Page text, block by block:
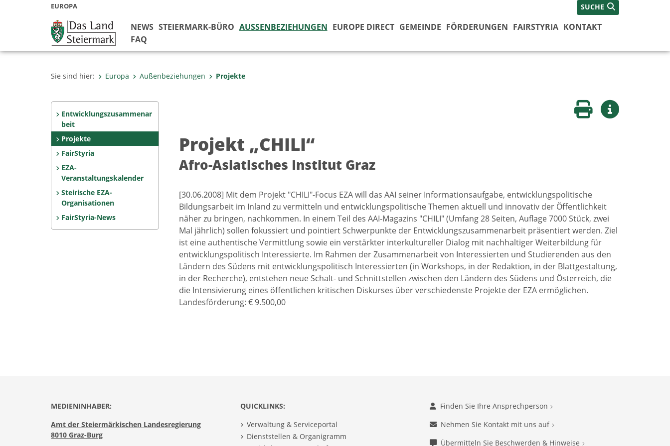
EUROPA SUCHE
NEWS STEIERMARK-BÜRO AUSSENBEZIEHUNGEN EUROPE DIRECT GEMEINDE FÖRDERUNGEN FAIRSTYRIA KONTAKT
FAQ
Sie sind hier: Europa Außenbeziehungen Projekte
Entwicklungszusammenar
beit
Projekte
FairStyria
EZA-
Veranstaltungskalender
Steirische EZA-
Organisationen
FairStyria-News
Seite druckenWeitere Infos
Projekt „CHILI“
Afro-Asiatisches Institut Graz
[30.06.2008] Mit dem Projekt "CHILI"-Focus EZA will das AAI seiner Informationsaufgabe, entwicklungspolitische
Bildungsarbeit im Inland zu vermitteln und entwicklungspolitische Themen aktuell und innovativ der Öffentlichkeit
näher zu bringen, nachkommen. In einem Teil des AAI-Magazins "CHILI" (Umfang 28 Seiten, Auflage 7000 Stück, zwei
Mal jährlich) sollen fokussiert und pointiert Schwerpunkte der Entwicklungszusammenarbeit präsentiert werden. Ziel
ist eine authentische Vermittlung sowie ein verstärkter interkultureller Dialog mit nachhaltiger Weiterbildung für
entwicklungspolitisch Interessierte. Im Rahmen der Zusammenarbeit von Interessierten und Studierenden aus den
Ländern des Südens mit entwicklungspolitisch Interessierten (in Workshops, in der Redaktion, in der Blattgestaltung,
in der Recherche), entstehen neue Schalt- und Schnittstellen zwischen den Ländern des Südens und Österreich, die
die Intensivierung eines öffentlichen kritischen Diskurses über verschiedenste Projekte der EZA ermöglichen.
Landesförderung: € 9.500,00
MEDIENINHABER:
Amt der Steiermärkischen Landesregierung
8010 Graz-Burg
QUICKLINKS:
Verwaltung & Serviceportal
Dienststellen & Organigramm
Finden Sie Ihre Ansprechperson
Nehmen Sie Kontakt mit uns auf
Übermitteln Sie Beschwerden & Hinweise